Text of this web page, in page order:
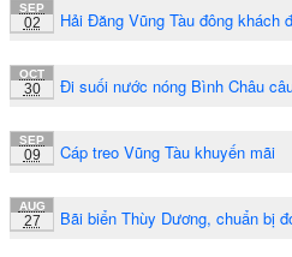
SEP
02 Hải Đăng Vũng Tàu đông khách
OCT
30 Đi suối nước nóng Bình Châu
SEP
09 Cáp treo Vũng Tàu khuyến mãi
AUG
27 Bãi biển Thùy Dương, chuẩn bị